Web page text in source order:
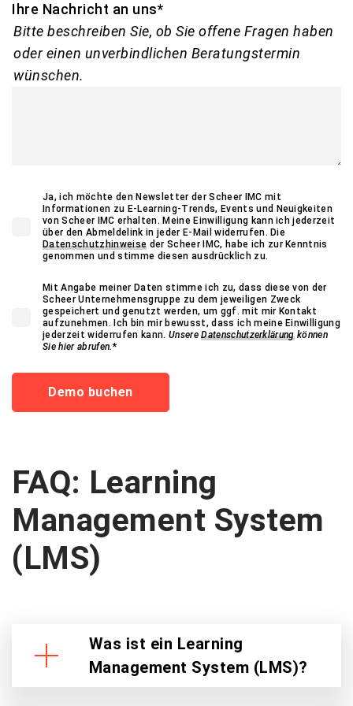
Ihre Nachricht an uns*
Bitte beschreiben Sie, ob Sie offene Fragen haben
oder einen unverbindlichen Beratungstermin
wünschen.
Ja, ich möchte den Newsletter der Scheer IMC mit
Informationen zu E-Learning-Trends, Events und Neuigkeiten
von Scheer IMC erhalten. Meine Einwilligung kann ich jederzeit
über den Abmeldelink in jeder E-Mail widerrufen. Die
Datenschutzhinweise der Scheer IMC, habe ich zur Kenntnis
genommen und stimme diesen ausdrücklich zu.
Mit Angabe meiner Daten stimme ich zu, dass diese von der
Scheer Unternehmensgruppe zu dem jeweiligen Zweck
gespeichert und genutzt werden, um ggf. mit mir Kontakt
aufzunehmen. Ich bin mir bewusst, dass ich meine Einwilligung
jederzeit widerrufen kann. UnsereDatenschutzerklärungkönnen
Sie hier abrufen.*
FAQ: Learning
Management System
(LMS)
Was ist ein Learning
Management System (LMS)?